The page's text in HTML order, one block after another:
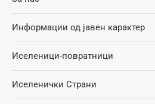
Информации од јавен карактер
Иселеници-повратници
Иселенички Страни